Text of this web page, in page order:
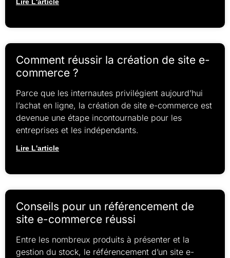
Lire L'article
Comment réussir la création de site e-
commerce ?
Parce que les internautes privilégient aujourd’hui
l’achat en ligne, la création de site e-commerce est
devenue une étape incontournable pour les
entreprises et les indépendants.
Lire L'article
Conseils pour un référencement de
site e-commerce réussi
Entre les nombreux produits à présenter et la
gestion du stock, le référencement d’un site e-